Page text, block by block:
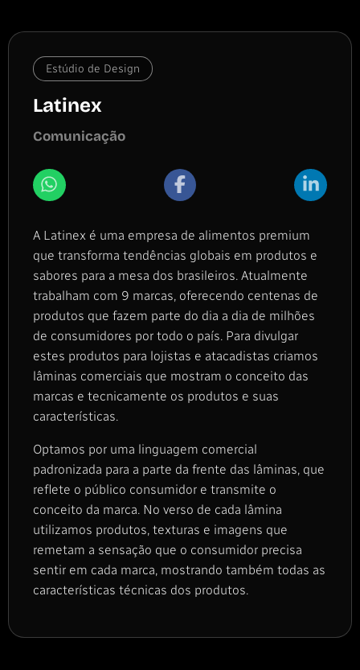
Estúdio de Design
Latinex
Comunicação
A Latinex é uma empresa de alimentos premium
que transforma tendências globais em produtos e
sabores para a mesa dos brasileiros. Atualmente
trabalham com 9 marcas, oferecendo centenas de
produtos que fazem parte do dia a dia de milhões
de consumidores por todo o país. Para divulgar
estes produtos para lojistas e atacadistas criamos
lâminas comerciais que mostram o conceito das
marcas e tecnicamente os produtos e suas
características.
Optamos por uma linguagem comercial
padronizada para a parte da frente das lâminas, que
reflete o público consumidor e transmite o
conceito da marca. No verso de cada lâmina
utilizamos produtos, texturas e imagens que
remetam a sensação que o consumidor precisa
sentir em cada marca, mostrando também todas as
características técnicas dos produtos.